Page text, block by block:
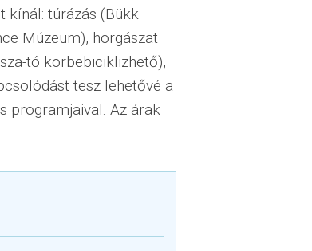
kínál: túrázás (Bükk
Múzeum), horgászat
tó körbebiciklizhető),
tesz lehetővé a
programjaival. Az árak